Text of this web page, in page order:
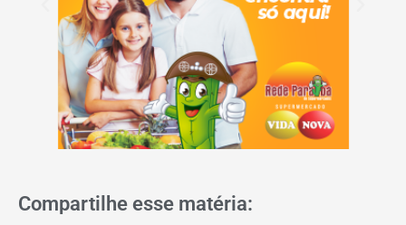
Compartilhe esse matéria: